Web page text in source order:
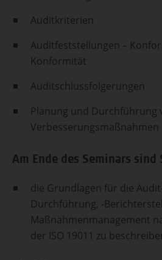
Auditkriterien
Auditfeststellungen –
Konformität
Auditschlussfolgerungen
Planung und Durchführung
Verbesserungsmaßnahmen
Am Ende des Seminars sind
die Grundlagen für die
Durchführung, -
Maßnahmenmanagement
der ISO 19011 zu